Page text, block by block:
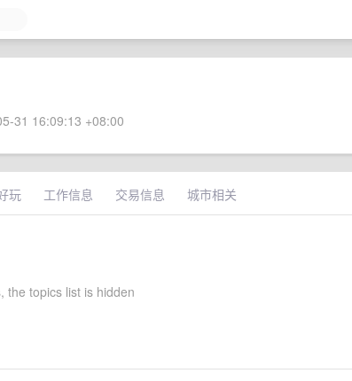
31 16:09:13 +08:00
玩 工作信息 交易信息 城市相关
the topics list is hidden